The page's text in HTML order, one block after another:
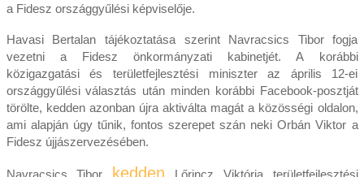
a Fidesz országgyűlési képviselője.
Havasi Bertalan tájékoztatása szerint Navracsics Tibor fogja
vezetni a Fidesz önkormányzati kabinetjét. A korábbi
közigazgatási és területfejlesztési miniszter az április 12-ei
országgyűlési választás után minden korábbi Facebook-posztját
törölte, kedden azonban újra aktiválta magát a közösségi oldalon,
ami alapján úgy tűnik, fontos szerepet szán neki Orbán Viktor a
Fidesz újjászervezésében.
Navracsics Tibor kedden Lőrincz Viktória területfejlesztési